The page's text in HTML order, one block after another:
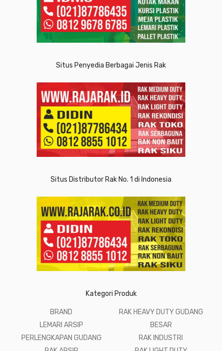
Situs Penyedia Berbagai Jenis Rak
Situs Distributor Rak No. 1 di Indonesia
Kategori Produk
BRAND
LEMARI ARSIP
PERLENGKAPAN GUDANG
RAK HEAVY DUTY GUDANG
BESAR
RAK INDUSTRI